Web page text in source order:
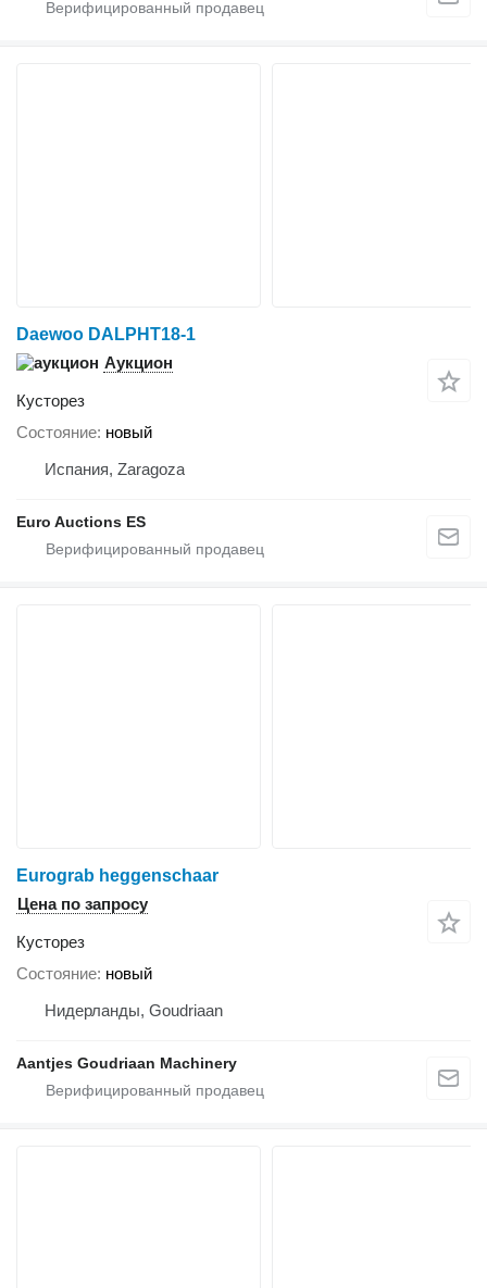
Daewoo DALPHT18-1
Аукцион
Кусторез
Состояние новый
Испания, Zaragoza
Euro Auctions ES
Eurograb heggenschaar
Цена по запросу
Кусторез
Состояние новый
Нидерланды, Goudriaan
Aantjes Goudriaan Machinery